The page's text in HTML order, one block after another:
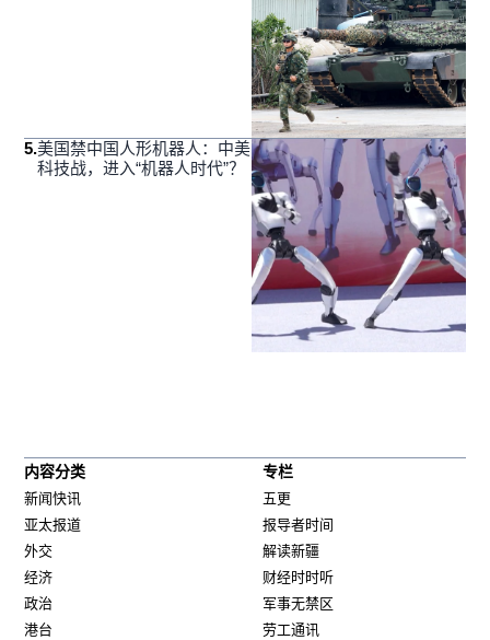
5.美国禁中国人形机器人：中美
科技战，进入“机器人时代”？
内容分类
新闻快讯
亚太报道
外交
经济
政治
港台
专栏
五更
报导者时间
解读新疆
财经时时听
军事无禁区
劳工通讯